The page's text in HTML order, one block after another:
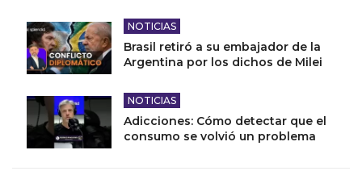
NOTICIAS
Brasil retiró a su embajador de la
Argentina por los dichos de Milei
NOTICIAS
Adicciones: Cómo detectar que el
consumo se volvió un problema